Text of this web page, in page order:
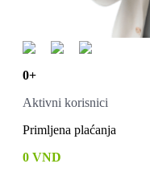
0+
Aktivni korisnici
Primljena plaćanja
0 VND